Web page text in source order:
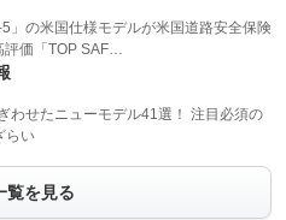
」の米国仕様モデルが米国道路安全保険
評価「TOP SAF…
わせたニューモデル41選！ 注目必須の
らい
覧を見る